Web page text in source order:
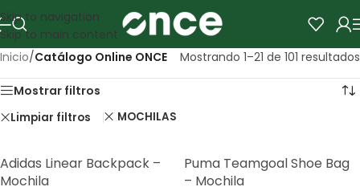
Skip to navigation
Skip to main content
Inicio/Catálogo Online ONCE Mostrando 1–21 de 101 resultados
Mostrar filtros
Limpiar filtros MOCHILAS
Adidas Linear Backpack –
Mochila
Puma Teamgoal Shoe Bag
– Mochila